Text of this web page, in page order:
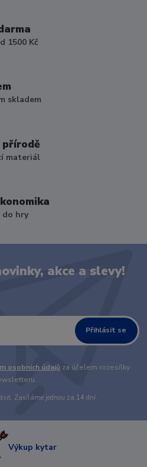
1500 Kč
skladem
materiál
do hry
akce a slevy!
Přihlásit se
osobních údajů za účelem rozesílky
Zasíláme jednou za 14 dní.
Výkup kytar